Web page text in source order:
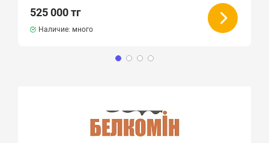
525 000 тг
Наличие: много